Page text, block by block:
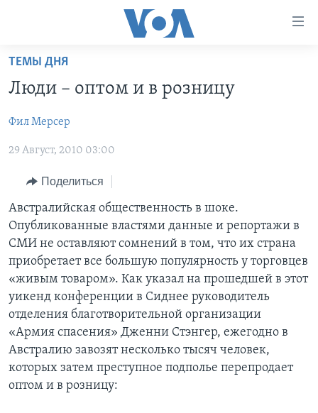
Перейти
основной
Перейти
навигации
поиск
ПРОГРАММЫ
АМЕРИКА
НОВОСТИ ЗА МИНУТУ
ИТОГИ
ПОЧЕМУ ЭТО ВАЖНО?
ДИСКУССИЯ VOA
ДЕТАЛИ
НЬЮ-ЙОРК NEW YORK
АМЕРИКА. БОЛЬШОЕ ПУТЕШЕСТВИЕ
ПРОЕКТЫ
УЧИМ АНГЛИЙСКИЙ
НАША АМЕРИКАНСКАЯ ИСТОРИЯ
А КАК В АМЕРИКЕ?
АРТЕФАКТЫ
АМЕРИКАНСКИЕ ГОРОДКИ
ТЕСТЫ
ЭКСПЕРТИЗА
ИНТЕРВЬЮ
ФАКТЫ ПРОТИВ ФЕЙКОВ
ЗА СВОБОДУ ПРЕССЫ
УЧИМ АНГЛИЙСКИЙ
ВИДЕО
ПОДПИСКА НА НОВОСТИ
Learning English
СОЦИАЛЬНЫЕ СЕТИ
ТЕМЫ ДНЯ
Люди – оптом и в розницу
Фил Мерсер
29 Август, 2010 03:00
Поделиться
Австралийская общественность в шоке.
Опубликованные властями данные и репортажи в
СМИ не оставляют сомнений в том, что их страна
приобретает все большую популярность у торговцев
«живым товаром». Как указал на прошедшей в этот
уикенд конференции в Сиднее руководитель
отделения благотворительной организации
«Армия спасения» Дженни Стэнгер, ежегодно в
Австралию завозят несколько тысяч человек,
которых затем преступное подполье перепродает
оптом и в розницу: